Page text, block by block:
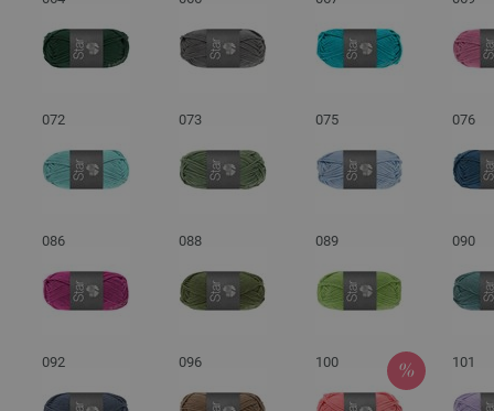
072 073 075 076
086 088 089 090
092 096 100 101